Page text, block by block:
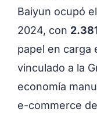
Baiyun ocupó
2024, con
papel en carga
vinculado a la
economía
e-commerce